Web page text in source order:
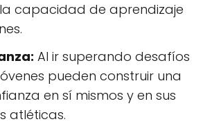
capacidad de aprendizaje
Al ir superando desafíos
pueden construir una
en sí mismos y en sus
atléticas.